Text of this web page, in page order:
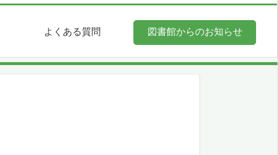
よくある質問 図書館からのお知らせ